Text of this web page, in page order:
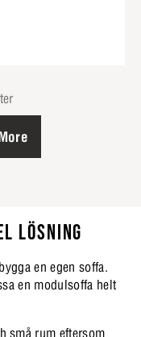
LÖSNING
en egen soffa.
en modulsoffa helt
små rum eftersom